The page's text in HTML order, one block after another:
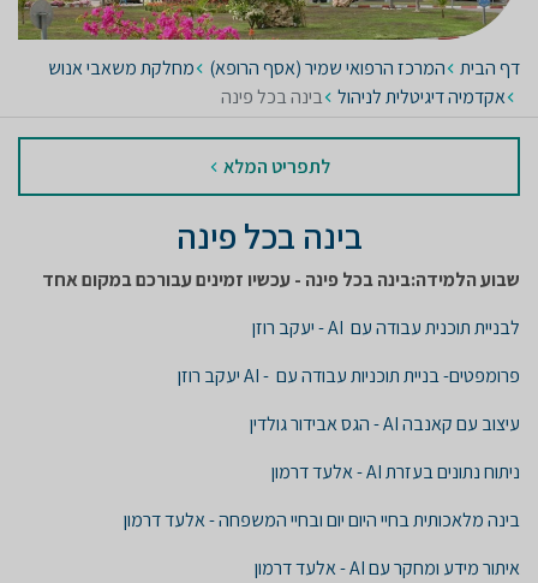
דף הבית המרכז הרפואי שמיר (אסף הרופא)
מחלקת משאבי אנוש
אקדמיה דיגיטלית לניהול
בינה בכל פינה
לתפריט המלא
בינה בכל פינה
שבוע הלמידה:בינה בכל פינה - עכשיו זמינים עבורכם במקום אחד
לבניית תוכנית עבודה עם AI - יעקב רוזן
פרומפטים- בניית תוכניות עבודה עם - AI יעקב רוזן
עיצוב עם קאנבה AI - הגס אבידור גולדין
ניתוח נתונים בעזרת AI - אלעד דרמון
בינה מלאכותית בחיי היום יום ובחיי המשפחה - אלעד דרמון
איתור מידע ומחקר עם AI - אלעד דרמון